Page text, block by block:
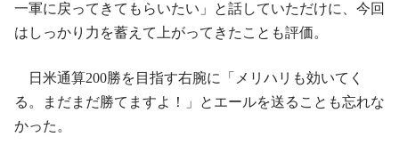
一軍に戻ってきてもらいたい」と話していただけに、今回
はしっかり力を蓄えて上がってきたことも評価。
日米通算200勝を目指す右腕に「メリハリも効いてく
る。まだまだ勝てますよ！」とエールを送ることも忘れな
かった。